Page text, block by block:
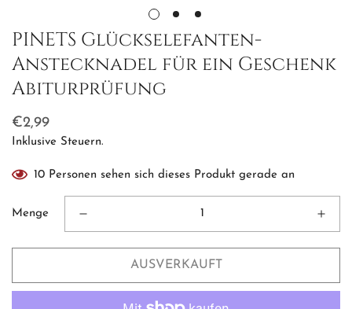
PINETS Glückselefanten-
Anstecknadel für ein Geschenk
Abiturprüfung
Regulärer
Preis
€2,99
Inklusive Steuern.
10 Personen sehen sich dieses Produkt gerade an
Menge
AUSVERKAUFT